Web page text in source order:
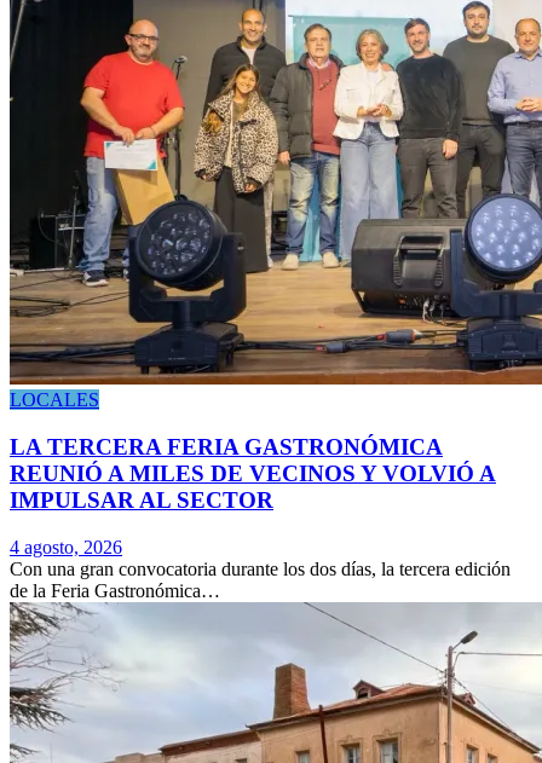
LOCALES
LA TERCERA FERIA GASTRONÓMICA
REUNIÓ A MILES DE VECINOS Y VOLVIÓ A
IMPULSAR AL SECTOR
4 agosto, 2026
Con una gran convocatoria durante los dos días, la tercera edición
de la Feria Gastronómica…